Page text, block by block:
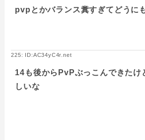
pvpとかバランス糞すぎてどうに
225: ID:AC34yC4r.net
14も後からPvPぶっこんできたけ
しいな